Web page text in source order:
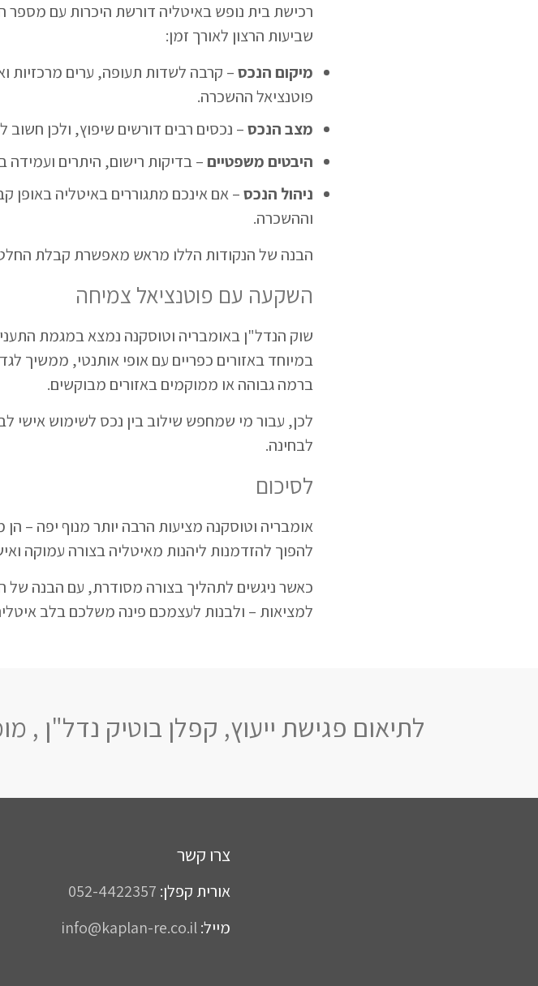
רכישת בית נופש באיטליה דורשת היכרות עם
שביעות הרצון לאורך זמן:
מיקום הנכס– קרבה לשדות תעופה, ערים מרכזיות
פוטנציאל ההשכרה.
מצב הנכס– נכסים רבים דורשים שיפוץ, ולכן
היבטים משפטיים – בדיקות רישום, היתרים
ניהול הנכס– אם אינכם מתגוררים באיטליה באופן
וההשכרה.
הבנה של הנקודות הללו מראש מאפשרת קבלת
השקעה עם פוטנציאל צמיחה
שוק הנדל"ן באומבריה וטוסקנה נמצא במגמת
במיוחד באזורים כפריים עם אופי אותנטי, ממשיך
ברמה גבוהה או ממוקמים באזורים מבוקשים.
לכן, עבור מי שמחפש שילוב בין נכס לשימוש אישי
לבחינה.
לסיכום
אומבריה וטוסקנה מציעות הרבה יותר מנוף יפה – הן
להפוך להזדמנות ליהנות מאיטליה בצורה עמוקה
כאשר ניגשים לתהליך בצורה מסודרת, עם הבנה של
למציאות – ולבנות לעצמכם פינה משלכם בלב
לתיאום פגישת ייעוץ, קפלן בוטיק נדל"ן ,
צרו קשר
אורית קפלן: 052-4422357
מייל:info@kaplan-re.co.il